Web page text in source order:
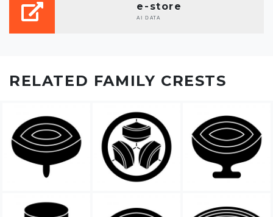
e-store
AI DATA
RELATED FAMILY CRESTS